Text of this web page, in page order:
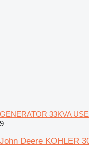
GENERATOR 33KVA
9
John Deere KOHLER